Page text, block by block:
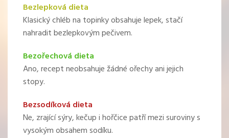
Bezlepková dieta
Klasický chléb na topinky obsahuje lepek, stačí
nahradit bezlepkovým pečivem.
Bezořechová dieta
Ano, recept neobsahuje žádné ořechy ani jejich
stopy.
Bezsodíková dieta
Ne, zrající sýry, kečup i hořčice patří mezi suroviny s
vysokým obsahem sodíku.